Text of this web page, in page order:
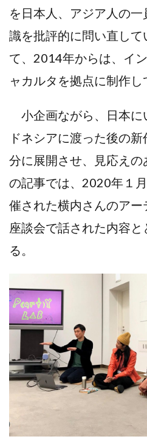
を日本人、アジア人の
識を批評的に問い直して
て、2014年からは、イ
ャカルタを拠点に制作し
小企画ながら、日本に
ドネシアに渡った後の
分に展開させ、見応えの
の記事では、2020年１
催された横内さんのアー
座談会で話された内容
る。